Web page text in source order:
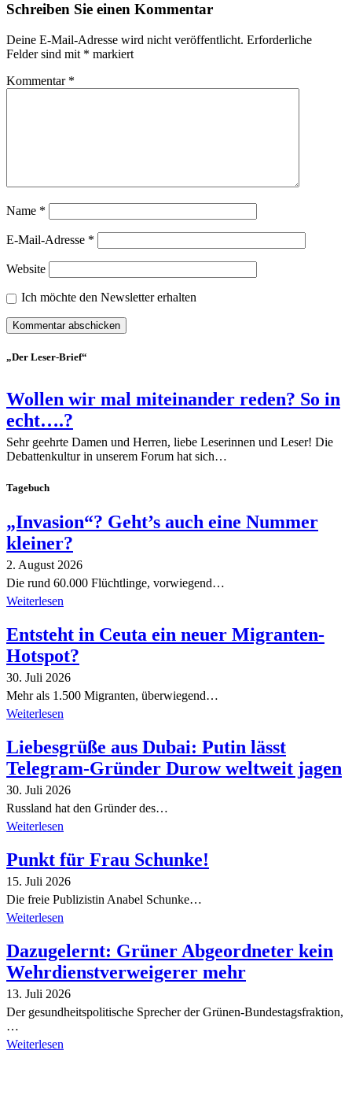
Schreiben Sie einen Kommentar
Deine E-Mail-Adresse wird nicht veröffentlicht. Erforderliche
Felder sind mit * markiert
Kommentar *
Name *
E-Mail-Adresse *
Website
Ich möchte den Newsletter erhalten
„Der Leser-Brief“
Wollen wir mal miteinander reden? So in
echt….?
Sehr geehrte Damen und Herren, liebe Leserinnen und Leser! Die
Debattenkultur in unserem Forum hat sich…
Tagebuch
„Invasion“? Geht’s auch eine Nummer
kleiner?
2. August 2026
Die rund 60.000 Flüchtlinge, vorwiegend…
Weiterlesen
Entsteht in Ceuta ein neuer Migranten-
Hotspot?
30. Juli 2026
Mehr als 1.500 Migranten, überwiegend…
Weiterlesen
Liebesgrüße aus Dubai: Putin lässt
Telegram-Gründer Durow weltweit jagen
30. Juli 2026
Russland hat den Gründer des…
Weiterlesen
Punkt für Frau Schunke!
15. Juli 2026
Die freie Publizistin Anabel Schunke…
Weiterlesen
Dazugelernt: Grüner Abgeordneter kein
Wehrdienstverweigerer mehr
13. Juli 2026
Der gesundheitspolitische Sprecher der Grünen-Bundestagsfraktion,
…
Weiterlesen